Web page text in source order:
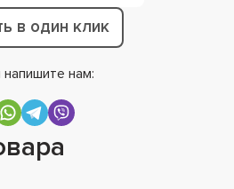
в один клик
нам: